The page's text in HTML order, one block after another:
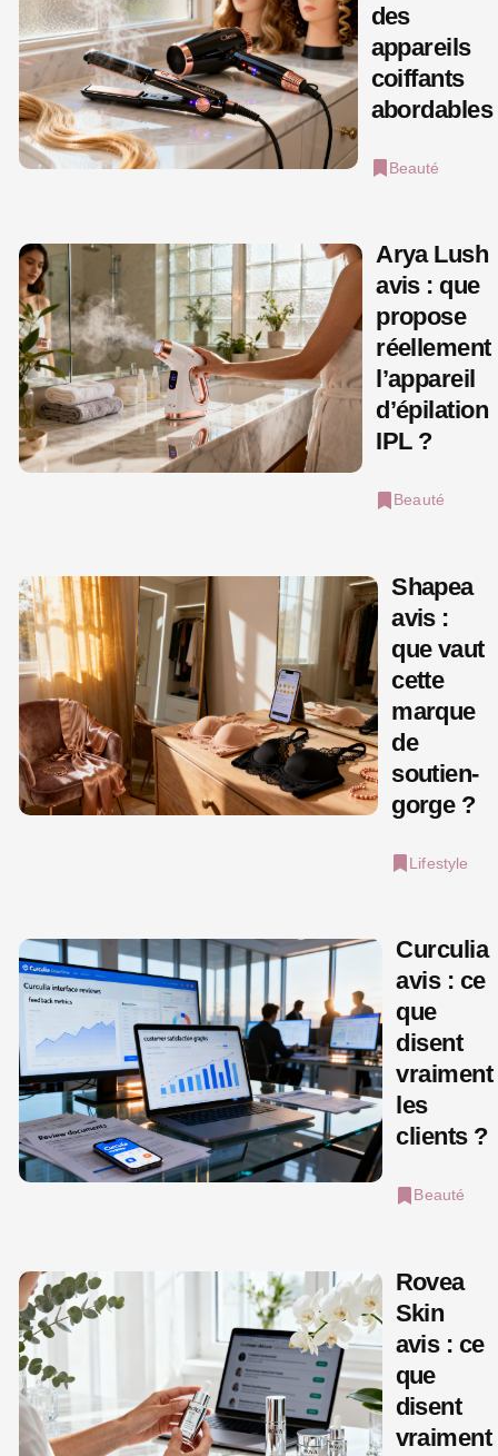
des
appareils
coiffants
abordables
Beauté
Arya Lush
avis : que
propose
réellement
l’appareil
d’épilation
IPL ?
Beauté
Shapea
avis :
que vaut
cette
marque
de
soutien-
gorge ?
Lifestyle
Curculia
avis : ce
que
disent
vraiment
les
clients ?
Beauté
Rovea
Skin
avis : ce
que
disent
vraiment